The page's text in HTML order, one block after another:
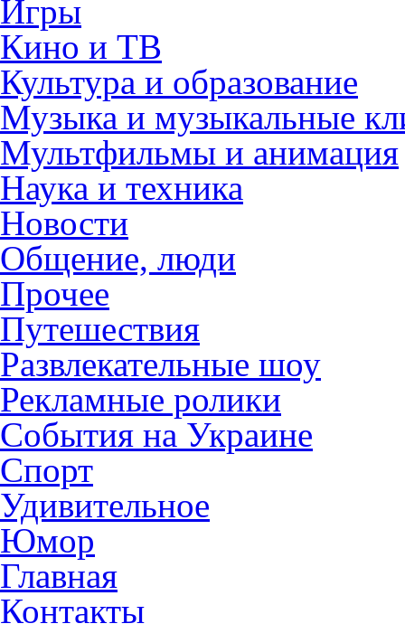
Игры
Кино и ТВ
Культура и образование
Музыка и музыкальные
Мультфильмы и анимация
Наука и техника
Новости
Общение, люди
Прочее
Путешествия
Развлекательные шоу
Рекламные ролики
События на Украине
Спорт
Удивительное
Юмор
Главная
Контакты